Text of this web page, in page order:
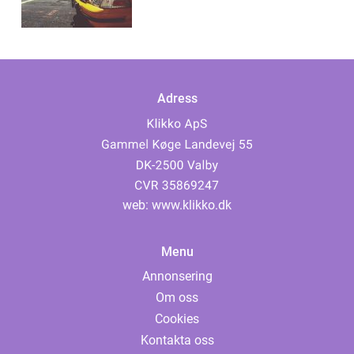
Adress
web: www.klikko.dk
Menu
Annonsering
Om oss
Cookies
Kontakta oss